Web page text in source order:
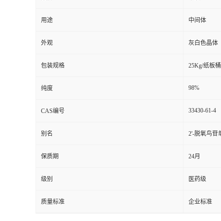
用途 中间体
外观 灰白色晶体
包装规格 25Kg/纸板桶
纯度 98%
CAS编号 33430-61-4
别名 2'-脱氧鸟苷
保质期 24月
级别 医药级
质量标准 企业标准